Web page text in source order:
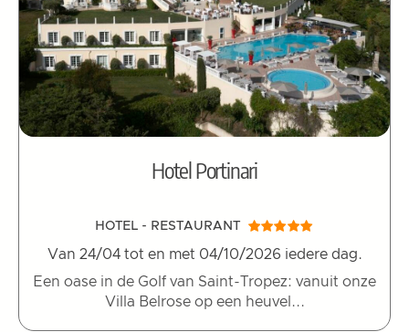
Hotel Portinari
HOTEL - RESTAURANT
Van 24/04 tot en met 04/10/2026 iedere dag.
Een oase in de Golf van Saint-Tropez: vanuit onze
Villa Belrose op een heuvel...